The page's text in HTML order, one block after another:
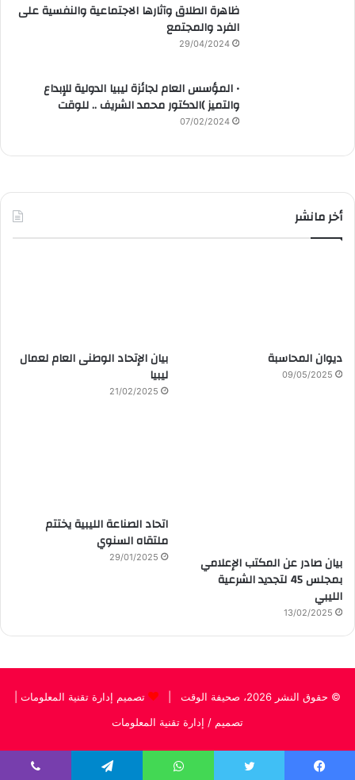
ظاهرة الطلاق وآثارها الاجتماعية والنفسية على
الفرد والمجتمع
29/04/2024
• المؤسس العام لجائزة ليبيا الدولية للإبداع
والتميز )الدكتور محمد الشريف .. للوقت
07/02/2024
أخر مانشر
ديوان المحاسبة
09/05/2025
بيان الإتحاد الوطنى العام لعمال
ليبيا
21/02/2025
بيان صادر عن المكتب الإعلامي
بمجلس 45 لتجديد الشرعية
الليبي
13/02/2025
اتحاد الصناعة الليبية يختتم
ملتقاه السنوي
29/01/2025
© حقوق النشر 2026، صحيفة الوقت | تصميم إدارة تقنية المعلومات
تصميم / إدارة تقنية المعلومات